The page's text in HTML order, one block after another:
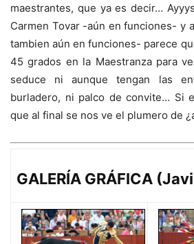
maestrantes, que ya es decir…
Carmen Tovar -aún en funciones- y
tambien aún en funciones- parece
45 grados en la Maestranza para
seduce ni aunque tengan las
burladero, ni palco de convite… Si
que al final se nos ve el plumero de
GALERÍA GRÁFICA